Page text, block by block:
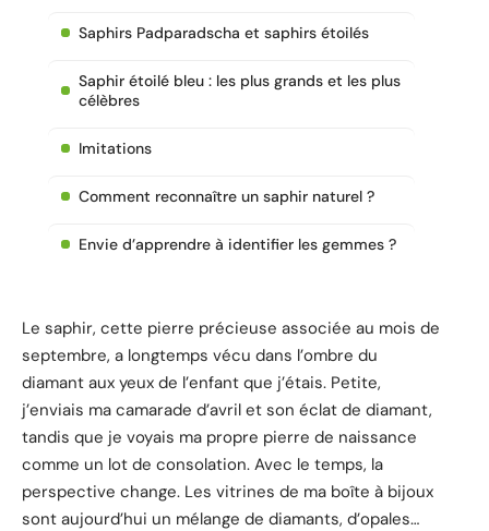
Saphirs Padparadscha et saphirs étoilés
Saphir étoilé bleu : les plus grands et les plus
célèbres
Imitations
Comment reconnaître un saphir naturel ?
Envie d’apprendre à identifier les gemmes ?
Le saphir, cette pierre précieuse associée au mois de
septembre, a longtemps vécu dans l’ombre du
diamant aux yeux de l’enfant que j’étais. Petite,
j’enviais ma camarade d’avril et son éclat de diamant,
tandis que je voyais ma propre pierre de naissance
comme un lot de consolation. Avec le temps, la
perspective change. Les vitrines de ma boîte à bijoux
sont aujourd’hui un mélange de diamants, d’opales…